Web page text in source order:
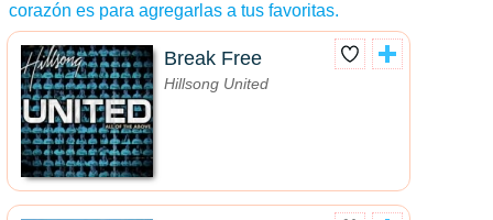
corazón es para agregarlas a tus favoritas.
Break Free
Hillsong United